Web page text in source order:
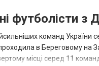
футболісти з
команд України
в Береговому на
місці серед 11